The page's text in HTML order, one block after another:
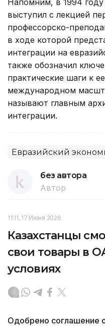
выступил с лекцией
профессорско-
в ходе которой
интеграции на
также обозначил
практические шаги к
международном
называют главным
интеграции.
Евразийский
без автора
Автор
11:11, 17 Июня 2026
Казахстанцы
свои товары в
условиях
Одобрено соглашение